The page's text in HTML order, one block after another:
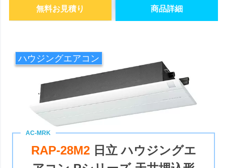
商品詳細
無料お見積り
ハウジングエアコン
RAP-28M2 日立 ハウジングエ